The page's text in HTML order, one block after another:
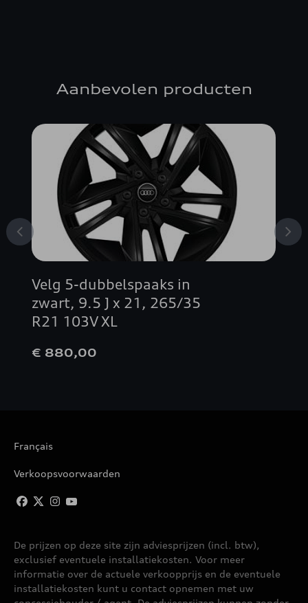
Aanbevolen producten
Velg 5-dubbelspaaks in
zwart, 9.5 J x 21, 265/35
R21 103V XL
€ 880,00
Français
Verkoopsvoorwaarden
De prijzen op deze site zijn adviesprijzen (incl. btw),
exclusief eventuele installatiekosten. Voor meer
informatie over de actuele verkoopprijs en de eventuele
installatiekosten kunt u contact opnemen met uw